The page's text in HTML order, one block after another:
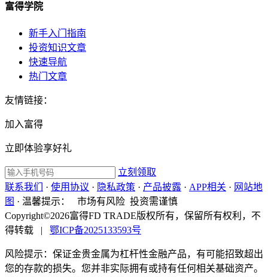
富得学院
新手入门指南
投资知识文章
快速导航
热门文章
友情链接：
加入富得
立即体验享好礼
立刻领取
联系我们
· 使用协议 · 隐私政策 · 产品披露 · APP相关 · 网站地
图 · 温馨提示：
市场有风险 投资需谨慎
Copyright©2026富得FD TRADE版权所有，保留所有权利，不
得转载
| 鄂ICP备2025133593号
风险提示：保证金贵金属为杠杆性金融产品，有可能招致超出
您的存款的损失。您并非实际拥有或持有任何相关基础资产。